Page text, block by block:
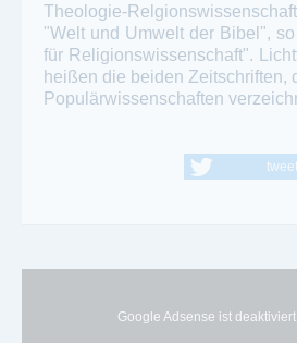
Theologie-
"Welt und Umwelt der Bibel",
für Religionswissenschaft".
heißen die beiden Zeitschriften,
Populärwissenschaften
tweet
Google Adsense ist deaktiviert.